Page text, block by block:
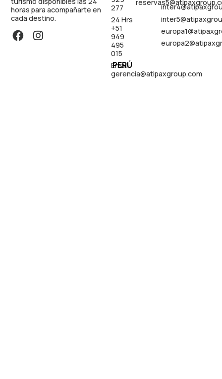
horas para acompañarte en
cada destino.
277
24 Hrs
+51
949
495
015
Email:
gerencia@atipaxgroup.com
PERÚ